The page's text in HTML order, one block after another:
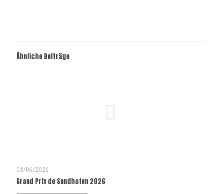
Ähnliche Beiträge
03/06/2026
Grand Prix de Sandhofen 2026